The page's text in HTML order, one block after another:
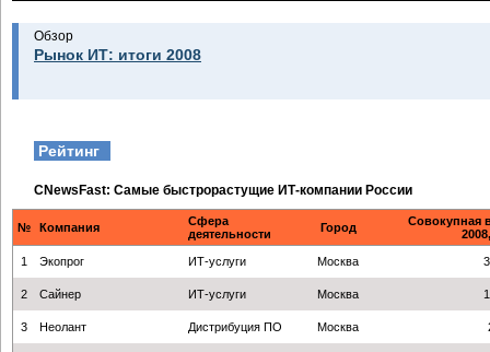
Обзор
Рынок ИТ: итоги 2008
Рейтинг
CNewsFast: Самые быстрорастущие ИТ-компании России
№ Компания
Сфера
деятельности
Город
Совокупная
1 Экопрог ИТ-услуги Москва
2 Сайнер ИТ-услуги Москва
3 Неолант Дистрибуция ПО Москва